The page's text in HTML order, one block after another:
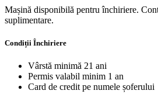
Mașină disponibilă pentru închiriere.
suplimentare.
Condiții Închiriere
Vârstă minimă 21 ani
Permis valabil minim 1 an
Card de credit pe numele șoferului